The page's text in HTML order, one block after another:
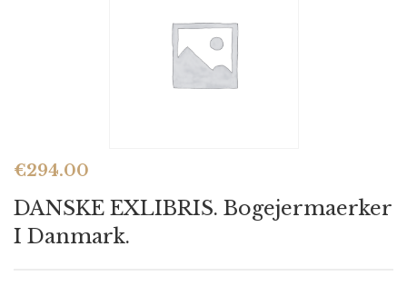
€294.00
DANSKE EXLIBRIS. Bogejermaerker
I Danmark.